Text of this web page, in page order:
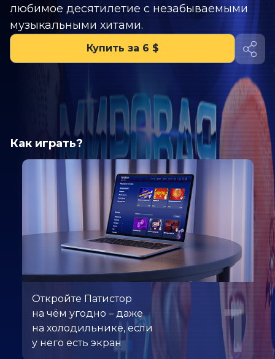
любимое десятилетие с незабываемыми
музыкальными хитами.
Купить за 6 $
Как играть?
Откройте Патистор
на чём угодно – даже
на холодильнике, если
у него есть экран
1